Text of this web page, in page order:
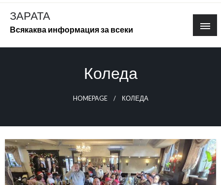
Skip
content
ЗАРАТА
Всякаква информация за всеки
Коледа
HOMEPAGE КОЛЕДА